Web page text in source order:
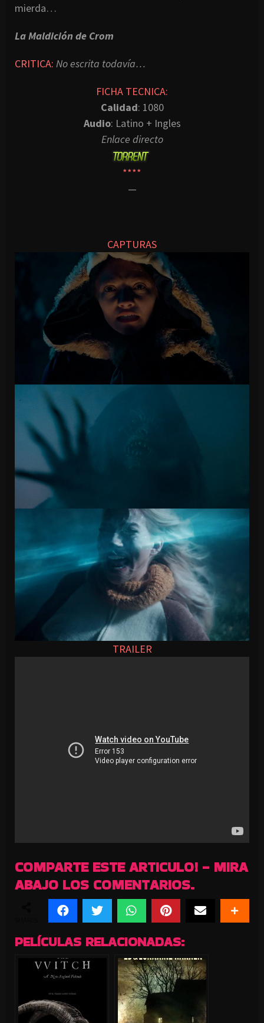
mierda…
La Maldición de Crom
CRITICA: No escrita todavía…
FICHA TECNICA:
Calidad: 1080
Audio: Latino + Ingles
Enlace directo
****
—
CAPTURAS
TRAILER
COMPARTE ESTE ARTICULO! - MIRA
ABAJO LOS COMENTARIOS.
PELÍCULAS RELACIONADAS: